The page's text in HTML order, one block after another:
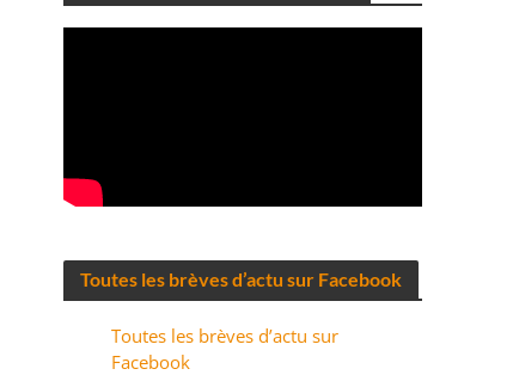
Toutes les brèves d’actu sur Facebook
Toutes les brèves d’actu sur
Facebook